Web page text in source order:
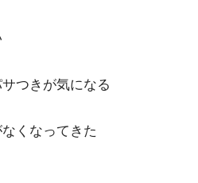
サつきが気になる
くなってきた